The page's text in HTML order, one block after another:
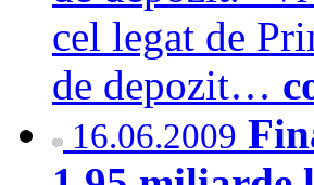
cel legat de
de depozit…
16.06.2009